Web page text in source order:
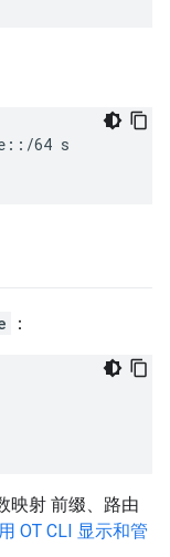
64 s
：
映射 前缀、路由
OT CLI 显示和管